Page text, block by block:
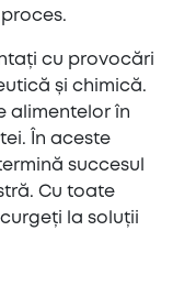
cu provocări
și chimică.
alimentelor în
În aceste
succesul
Cu toate
la soluții